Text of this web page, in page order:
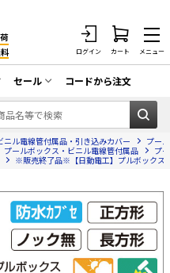
ログイン カート メニュー
工具
CATV
ブル
セール
在庫一掃セール
コードから注文
ニル電線管付属品・引き込みカバー
プー
プールボックス・ビニル電線管付属品
プ
※販売終了品※【日動電工】プルボック